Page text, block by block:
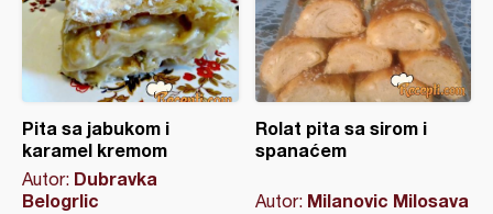
Pita sa jabukom i
karamel kremom
Autor: Dubravka
Belogrlic
Rolat pita sa sirom i
spanaćem
Autor: Milanovic Milosava